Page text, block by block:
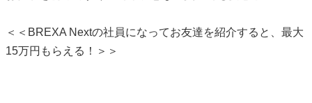
＜＜BREXA Nextの社員になってお友達を紹介すると、最大
15万円もらえる！＞＞